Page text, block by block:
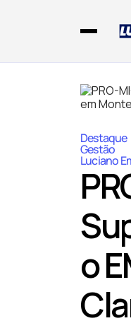
Destaque
Gestão
Luciano
o